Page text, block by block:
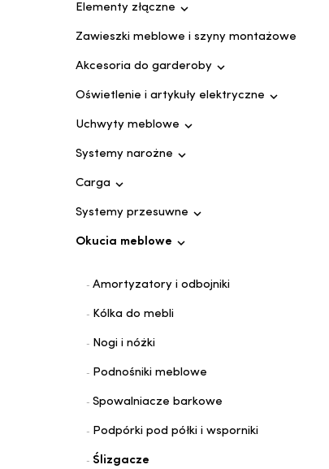
Elementy złączne 
Zawieszki meblowe i szyny montażowe
Akcesoria do garderoby 
Oświetlenie i artykuły elektryczne 
Uchwyty meblowe 
Systemy narożne 
Carga 
Systemy przesuwne 
Okucia meblowe 
Amortyzatory i odbojniki
Kólka do mebli
Nogi i nóżki
Podnośniki meblowe
Spowalniacze barkowe
Podpórki pod półki i wsporniki
Ślizgacze